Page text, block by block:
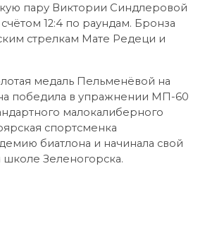
пару Виктории Синдлеровой
12:4 по раундам. Бронза
стрелкам Мате Редеци и
медаль Пельменёвой на
победила в упражнении МП-60
малокалиберного
спортсменка
биатлона и начинала свой
школе Зеленогорска.